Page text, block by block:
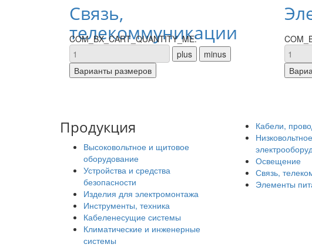
Связь,
телекоммуникации
COM_BX_CART_QUANTITY_ME:
Продукция
Высоковольтное и щитовое
оборудование
Устройства и средства
безопасности
Изделия для электромонтажа
Инструменты, техника
Кабеленесущие системы
Климатические и инженерные
системы
Кабели,
Освещение
Связь,
Элементы